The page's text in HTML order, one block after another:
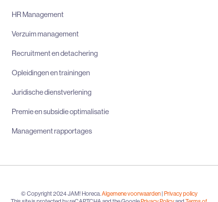
HR Management
Verzuim management
Recruitment en detachering
Opleidingen en trainingen
Juridische dienstverlening
Premie en subsidie optimalisatie
Management rapportages
© Copyright 2024 JAM! Horeca.Algemene voorwaarden| Privacy policy